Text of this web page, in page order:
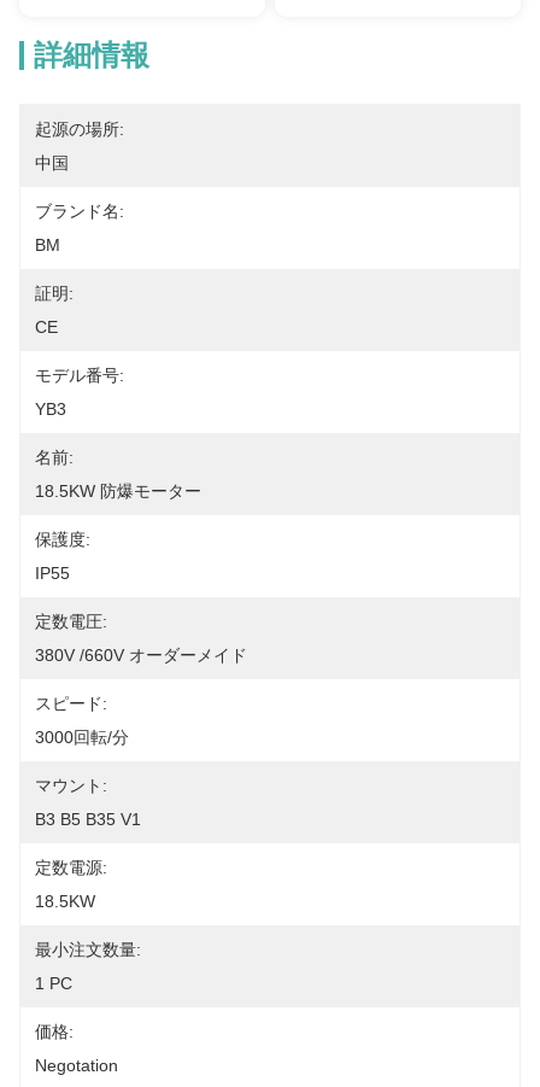
詳細情報
起源の場所:
中国
ブランド名:
BM
証明:
CE
モデル番号:
YB3
名前:
18.5KW 防爆モーター
保護度:
IP55
定数電圧:
380V /660V オーダーメイド
スピード:
3000回転/分
マウント:
B3 B5 B35 V1
定数電源:
18.5KW
最小注文数量:
1 PC
価格:
Negotation